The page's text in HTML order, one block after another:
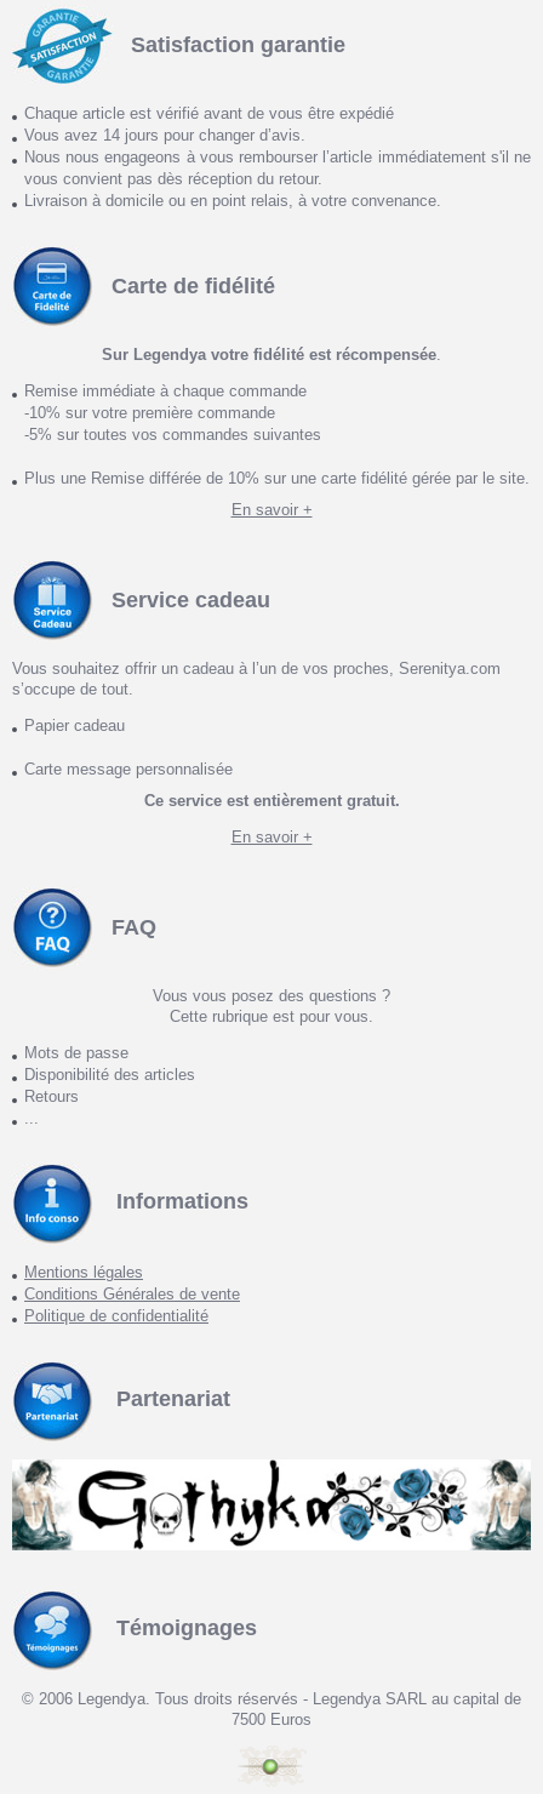
Satisfaction garantie
Chaque article est vérifié avant de vous être expédié
Vous avez 14 jours pour changer d’avis.
Nous nous engageons à vous rembourser l’article immédiatement s'il ne
vous convient pas dès réception du retour.
Livraison à domicile ou en point relais, à votre convenance.
Carte de fidélité
Sur Legendya votre fidélité est récompensée
Remise immédiate à chaque commande
-10% sur votre première commande
-5% sur toutes vos commandes suivantes
Plus une Remise différée de 10% sur une carte fidélité gérée par le site.
En savoir +
Service cadeau
Vous souhaitez offrir un cadeau à l’un de vos proches, Serenitya.com
s’occupe de tout.
Papier cadeau
Carte message personnalisée
Ce service est entièrement gratuit.
En savoir +
FAQ
Vous vous posez des questions ?
Cette rubrique est pour vous.
Mots de passe
Disponibilité des articles
Retours
Informations
Mentions légales
Conditions Générales de vente
Politique de confidentialité
Partenariat
Témoignages
© 2006 Legendya. Tous droits réservés - Legendya SARL au capital de
7500 Euros